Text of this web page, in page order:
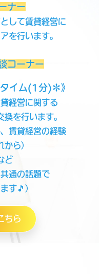
ナー
して賃貸経営に
を行います。
コーナー
イム(1分)＊》
経営に関する
を行います。
賃貸経営の経験
から）
ど
通の話題で
す🎵）
ちら